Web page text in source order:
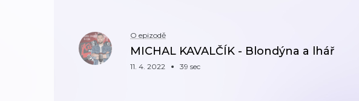
O epizodě
MICHAL KAVALČÍK - Blondýna a lhář
11. 4. 2022 39 sec